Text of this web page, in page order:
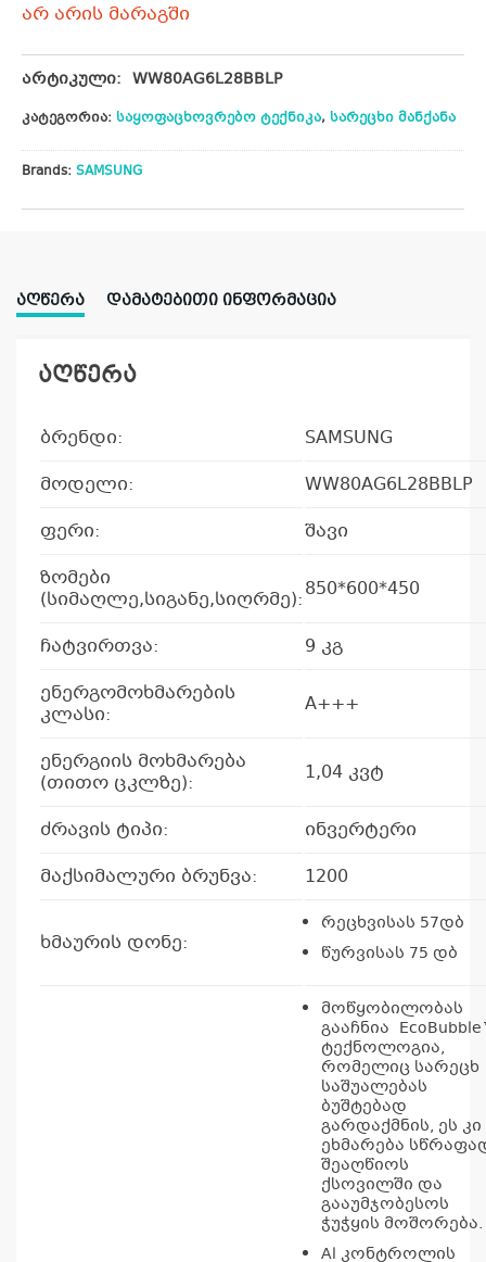
არ არის მარაგში
არტიკული: WW80AG6L28BBLP
კატეგორია: საყოფაცხოვრებო ტექნიკა, სარეცხი მანქანა
Brands: SAMSUNG
ᲐᲦᲬᲔᲠᲐ ᲓᲐᲛᲐᲢᲔᲑᲘᲗᲘ ᲘᲜᲤᲝᲠᲛᲐᲪᲘᲐ
აღწერა
ბრენდი:
SAMSUNG
მოდელი:
WW80AG6L28BBLP
ფერი:
შავი
ზომები
(სიმაღლე,სიგანე,სიღრმე):850*600*450
ჩატვირთვა:
9 კგ
ენერგომოხმარების
კლასი:
A+++
ენერგიის მოხმარება
(თითო ცკლზე):
1,04 კვტ
ძრავის ტიპი:
ინვერტერი
მაქსიმალური ბრუნვა:
1200
ხმაურის დონე:
რეცხვისას 57დბ
წურვისას 75 დბ
მოწყობილობას
გააჩნია
ტექნოლოგია,
რომელიც სარეცხ
საშუალებას
ბუშტებად
გარდაქმნის, ეს კი
ეხმარება
შეაღწიოს
ქსოვილში და
გააუმჯობესოს
ჭუჭყის მოშორება.
Al კონტროლის